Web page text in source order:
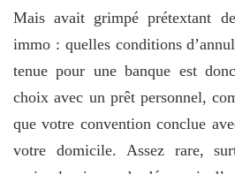
Mais avait grimpé prétextant
immo : quelles conditions
tenue pour une banque est
choix avec un prêt personnel,
que votre convention conclue
votre domicile. Assez rare,